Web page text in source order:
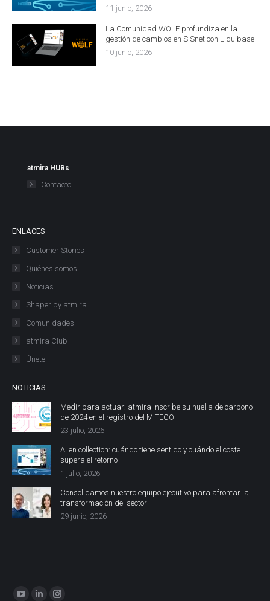
11 junio, 2026
La Comunidad WOLF profundiza en la
gestión de cambios en SISnet con Liquibase
10 junio, 2026
atmira HUBs
Contacto
ENLACES
Customer Stories
Quiénes somos
Noticias
Shaper by atmira
Comunidades
atmira Club
Únete
NOTICIAS
Medir para actuar: atmira inscribe su huella de carbono
de 2024 en el registro del MITECO
23 julio, 2026
AI en collection: cuándo tiene sentido y cuándo el coste
supera el retorno
1 julio, 2026
Consolidamos nuestro equipo ejecutivo para afrontar la
transformación del sector
29 junio, 2026
Encuéntranos en: